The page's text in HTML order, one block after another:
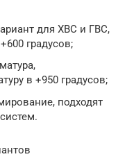
для ХВС и ГВС,
градусов;
в +950 градусов;
подходят